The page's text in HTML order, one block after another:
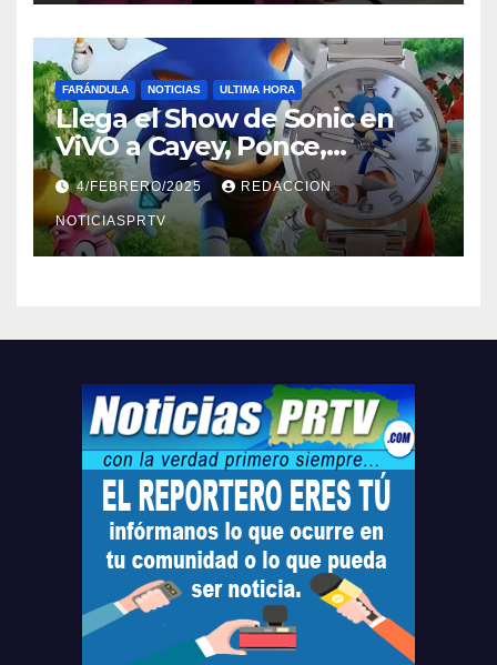
FARÁNDULA NOTICIAS ULTIMA HORA
Llega el Show de Sonic en
ViVO a Cayey, Ponce,
Barceloneta y Humacao,
Relojes gratis para el que
compre ahora….
4/FEBRERO/2025 REDACCION
NOTICIASPRTV